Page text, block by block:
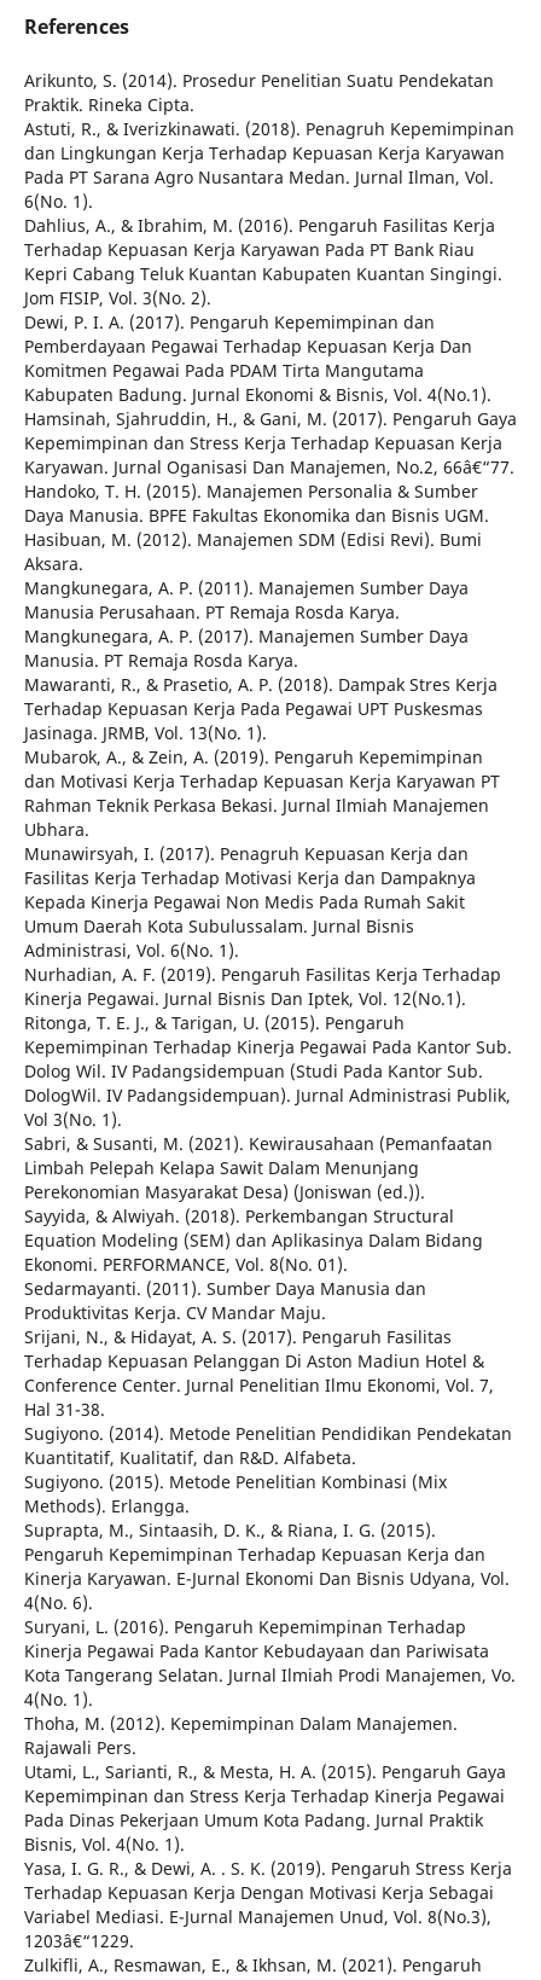
References
Arikunto, S. (2014). Prosedur Penelitian Suatu Pendekatan
Praktik. Rineka Cipta.
Astuti, R., & Iverizkinawati. (2018). Penagruh Kepemimpinan
dan Lingkungan Kerja Terhadap Kepuasan Kerja Karyawan
Pada PT Sarana Agro Nusantara Medan. Jurnal Ilman, Vol.
6(No. 1).
Dahlius, A., & Ibrahim, M. (2016). Pengaruh Fasilitas Kerja
Terhadap Kepuasan Kerja Karyawan Pada PT Bank Riau
Kepri Cabang Teluk Kuantan Kabupaten Kuantan Singingi.
Jom FISIP, Vol. 3(No. 2).
Dewi, P. I. A. (2017). Pengaruh Kepemimpinan dan
Pemberdayaan Pegawai Terhadap Kepuasan Kerja Dan
Komitmen Pegawai Pada PDAM Tirta Mangutama
Kabupaten Badung. Jurnal Ekonomi & Bisnis, Vol. 4(No.1).
Hamsinah, Sjahruddin, H., & Gani, M. (2017). Pengaruh Gaya
Kepemimpinan dan Stress Kerja Terhadap Kepuasan Kerja
Karyawan. Jurnal Oganisasi Dan Manajemen, No.2, 66â€“77.
Handoko, T. H. (2015). Manajemen Personalia & Sumber
Daya Manusia. BPFE Fakultas Ekonomika dan Bisnis UGM.
Hasibuan, M. (2012). Manajemen SDM (Edisi Revi). Bumi
Aksara.
Mangkunegara, A. P. (2011). Manajemen Sumber Daya
Manusia Perusahaan. PT Remaja Rosda Karya.
Mangkunegara, A. P. (2017). Manajemen Sumber Daya
Manusia. PT Remaja Rosda Karya.
Mawaranti, R., & Prasetio, A. P. (2018). Dampak Stres Kerja
Terhadap Kepuasan Kerja Pada Pegawai UPT Puskesmas
Jasinaga. JRMB, Vol. 13(No. 1).
Mubarok, A., & Zein, A. (2019). Pengaruh Kepemimpinan
dan Motivasi Kerja Terhadap Kepuasan Kerja Karyawan PT
Rahman Teknik Perkasa Bekasi. Jurnal Ilmiah Manajemen
Ubhara.
Munawirsyah, I. (2017). Penagruh Kepuasan Kerja dan
Fasilitas Kerja Terhadap Motivasi Kerja dan Dampaknya
Kepada Kinerja Pegawai Non Medis Pada Rumah Sakit
Umum Daerah Kota Subulussalam. Jurnal Bisnis
Administrasi, Vol. 6(No. 1).
Nurhadian, A. F. (2019). Pengaruh Fasilitas Kerja Terhadap
Kinerja Pegawai. Jurnal Bisnis Dan Iptek, Vol. 12(No.1).
Ritonga, T. E. J., & Tarigan, U. (2015). Pengaruh
Kepemimpinan Terhadap Kinerja Pegawai Pada Kantor Sub.
Dolog Wil. IV Padangsidempuan (Studi Pada Kantor Sub.
DologWil. IV Padangsidempuan). Jurnal Administrasi Publik,
Vol 3(No. 1).
Sabri, & Susanti, M. (2021). Kewirausahaan (Pemanfaatan
Limbah Pelepah Kelapa Sawit Dalam Menunjang
Perekonomian Masyarakat Desa) (Joniswan (ed.)).
Sayyida, & Alwiyah. (2018). Perkembangan Structural
Equation Modeling (SEM) dan Aplikasinya Dalam Bidang
Ekonomi. PERFORMANCE, Vol. 8(No. 01).
Sedarmayanti. (2011). Sumber Daya Manusia dan
Produktivitas Kerja. CV Mandar Maju.
Srijani, N., & Hidayat, A. S. (2017). Pengaruh Fasilitas
Terhadap Kepuasan Pelanggan Di Aston Madiun Hotel &
Conference Center. Jurnal Penelitian Ilmu Ekonomi, Vol. 7,
Hal 31-38.
Sugiyono. (2014). Metode Penelitian Pendidikan Pendekatan
Kuantitatif, Kualitatif, dan R&D. Alfabeta.
Sugiyono. (2015). Metode Penelitian Kombinasi (Mix
Methods). Erlangga.
Suprapta, M., Sintaasih, D. K., & Riana, I. G. (2015).
Pengaruh Kepemimpinan Terhadap Kepuasan Kerja dan
Kinerja Karyawan. E-Jurnal Ekonomi Dan Bisnis Udyana, Vol.
4(No. 6).
Suryani, L. (2016). Pengaruh Kepemimpinan Terhadap
Kinerja Pegawai Pada Kantor Kebudayaan dan Pariwisata
Kota Tangerang Selatan. Jurnal Ilmiah Prodi Manajemen, Vo.
4(No. 1).
Thoha, M. (2012). Kepemimpinan Dalam Manajemen.
Rajawali Pers.
Utami, L., Sarianti, R., & Mesta, H. A. (2015). Pengaruh Gaya
Kepemimpinan dan Stress Kerja Terhadap Kinerja Pegawai
Pada Dinas Pekerjaan Umum Kota Padang. Jurnal Praktik
Bisnis, Vol. 4(No. 1).
Yasa, I. G. R., & Dewi, A. . S. K. (2019). Pengaruh Stress Kerja
Terhadap Kepuasan Kerja Dengan Motivasi Kerja Sebagai
Variabel Mediasi. E-Jurnal Manajemen Unud, Vol. 8(No.3),
1203â€“1229.
Zulkifli, A., Resmawan, E., & Ikhsan, M. (2021). Pengaruh